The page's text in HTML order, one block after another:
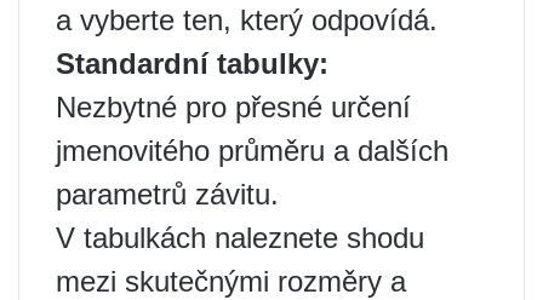
a vyberte ten, který odpovídá.
Standardní tabulky:
Nezbytné pro přesné určení
jmenovitého průměru a dalších
parametrů závitu.
V tabulkách naleznete shodu
mezi skutečnými rozměry a